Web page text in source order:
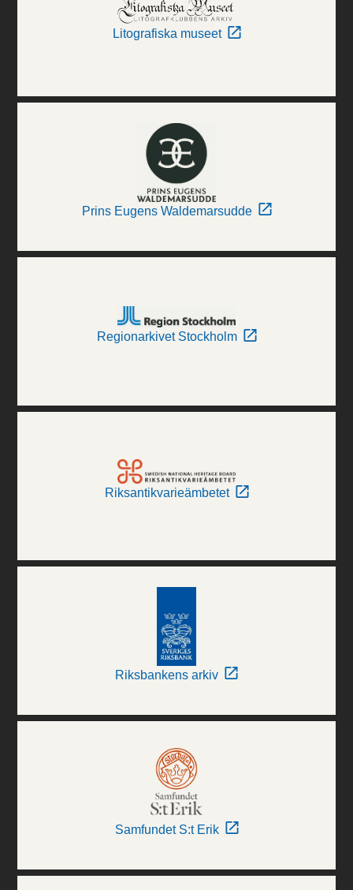
Litografiska museet
Prins Eugens Waldemarsudde
Regionarkivet Stockholm
Riksantikvarieämbetet
Riksbankens arkiv
Samfundet S:t Erik